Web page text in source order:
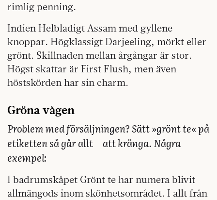
rimlig penning.
IndienHelbladigt Assam med gyllene
knoppar. Högklassigt Darjeeling, mörkt eller
grönt. Skillnaden mellan årgångar är stor.
Högst skattar är First Flush, men även
höstskörden har sin charm.
Gröna vågen
Problem med försäljningen? Sätt »grönt te« på
etiketten så går allt att kränga. Några
exempel:
I badrumskåpet Grönt te har numera blivit
allmängods inom skönhetsområdet. I allt från